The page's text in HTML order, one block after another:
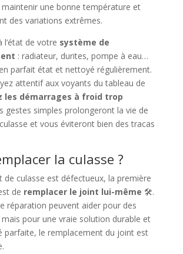
une bonne température et
des variations extrêmes.
l’état de votre système de
: radiateur, durites, pompe à eau…
parfait état et nettoyé régulièrement.
attentif aux voyants du tableau de
les démarrages à froid trop
gestes simples prolongeront la vie de
et vous éviteront bien des tracas
la culasse ?
de culasse est défectueux, la première
de remplacer le joint lui-même 🛠️.
réparation peuvent aider pour des
pour une vraie solution durable et
parfaite, le remplacement du joint est